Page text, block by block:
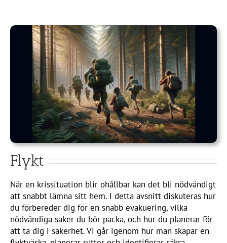
Flykt
När en krissituation blir ohållbar kan det bli nödvändigt
att snabbt lämna sitt hem. I detta avsnitt diskuteras hur
du förbereder dig för en snabb evakuering, vilka
nödvändiga saker du bör packa, och hur du planerar för
att ta dig i säkerhet. Vi går igenom hur man skapar en